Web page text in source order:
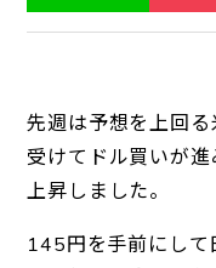
先週は予想を上回
受けてドル買いが
上昇しました。
145円を手前にして